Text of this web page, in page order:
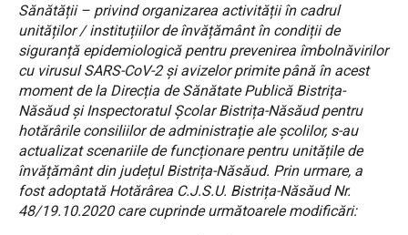
Sănătății – privind organizarea activității în cadrul
unităților / instituțiilor de învățământ în condiții de
siguranță epidemiologică pentru prevenirea îmbolnăvirilor
cu virusul SARS-CoV-2 și avizelor primite până în acest
moment de la Direcția de Sănătate Publică Bistrița-
Năsăud și Inspectoratul Școlar Bistrița-Năsăud pentru
hotărârile consiliilor de administrație ale școlilor, s-au
actualizat scenariile de funcționare pentru unitățile de
învățământ din județul Bistrița-Năsăud. Prin urmare, a
fost adoptată Hotărârea C.J.S.U. Bistrița-Năsăud Nr.
48/19.10.2020 care cuprinde următoarele modificări: